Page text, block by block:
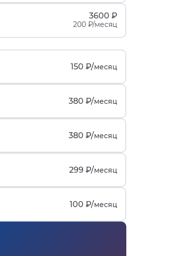
3600 ₽
200 ₽/месяц
150 ₽/месяц
380 ₽/месяц
380 ₽/месяц
299 ₽/месяц
100 ₽/месяц